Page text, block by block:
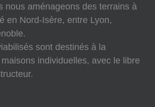
nous aménageons des terrains à
en Nord-Isère, entre Lyon,
sont destinés à la
individuelles, avec le libre